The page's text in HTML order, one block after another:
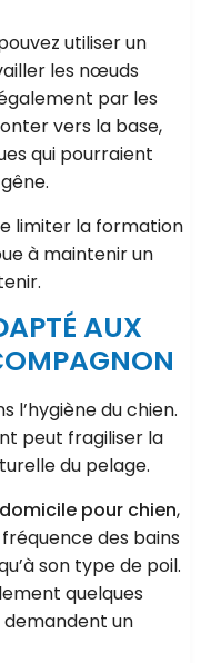
utiliser un
les nœuds
par les
vers la base,
qui pourraient
limiter la formation
à maintenir un
AUX
l’hygiène du chien.
peut fragiliser la
du pelage.
pour chien,
des bains
son type de poil.
quelques
demandent un